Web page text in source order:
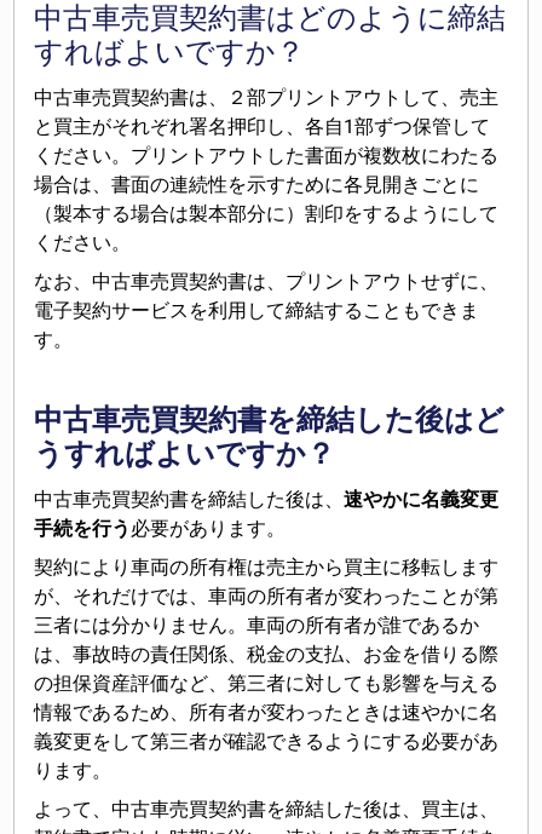
中古車売買契約書はどのように締結
すればよいですか？
中古車売買契約書は、２部プリントアウトして、売主
と買主がそれぞれ署名押印し、各自1部ずつ保管して
ください。プリントアウトした書面が複数枚にわたる
場合は、書面の連続性を示すために各見開きごとに
（製本する場合は製本部分に）割印をするようにして
ください。
なお、中古車売買契約書は、プリントアウトせずに、
電子契約サービスを利用して締結することもできま
す。
中古車売買契約書を締結した後はど
うすればよいですか？
中古車売買契約書を締結した後は、速やかに名義変更
手続を行う 必要があります。
契約により車両の所有権は売主から買主に移転します
が、それだけでは、車両の所有者が変わったことが第
三者には分かりません。車両の所有者が誰であるか
は、事故時の責任関係、税金の支払、お金を借りる際
の担保資産評価など、第三者に対しても影響を与える
情報であるため、所有者が変わったときは速やかに名
義変更をして第三者が確認できるようにする必要があ
ります。
よって、中古車売買契約書を締結した後は、買主は、